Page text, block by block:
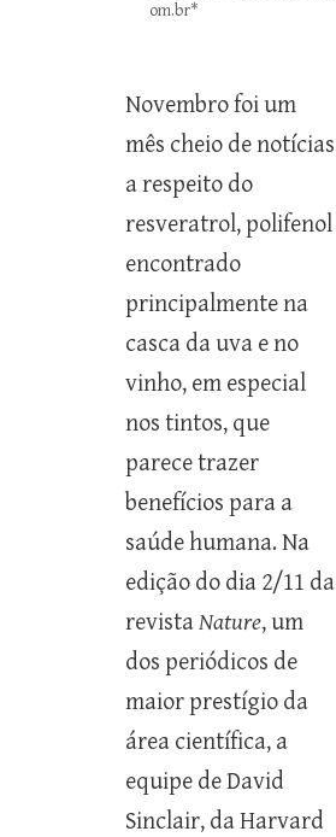
om.br*
Novembro foi um
mês cheio de notícias
a respeito do
resveratrol, polifenol
encontrado
principalmente na
casca da uva e no
vinho, em especial
nos tintos, que
parece trazer
benefícios para a
saúde humana. Na
edição do dia 2/11 da
revistaNature, um
dos periódicos de
maior prestígio da
área científica, a
equipe de David
Sinclair, da Harvard